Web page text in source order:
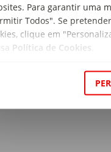
Para garantir uma
Todos". Se
clique em
Política de Cookies
x Altura: 29 x 9cm